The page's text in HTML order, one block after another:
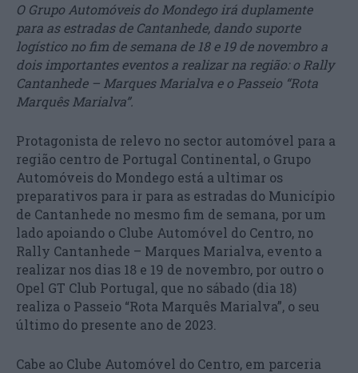
O Grupo Automóveis do Mondego irá duplamente
para as estradas de Cantanhede, dando suporte
logístico no fim de semana de 18 e 19 de novembro a
dois importantes eventos a realizar na região: o Rally
Cantanhede – Marques Marialva e o Passeio “Rota
Marquês Marialva”.
Protagonista de relevo no sector automóvel para a
região centro de Portugal Continental, o Grupo
Automóveis do Mondego está a ultimar os
preparativos para ir para as estradas do Município
de Cantanhede no mesmo fim de semana, por um
lado apoiando o Clube Automóvel do Centro, no
Rally Cantanhede – Marques Marialva, evento a
realizar nos dias 18 e 19 de novembro, por outro o
Opel GT Club Portugal, que no sábado (dia 18)
realiza o Passeio “Rota Marquês Marialva”, o seu
último do presente ano de 2023.
Cabe ao Clube Automóvel do Centro, em parceria